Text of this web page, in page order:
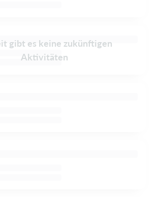
gibt es keine zukünftigen
Aktivitäten